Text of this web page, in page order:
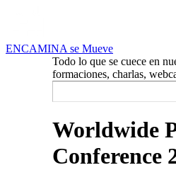
ENCAMINA se Mueve
Todo lo que se cuece en
formaciones, charlas,
Worldwide
Conference